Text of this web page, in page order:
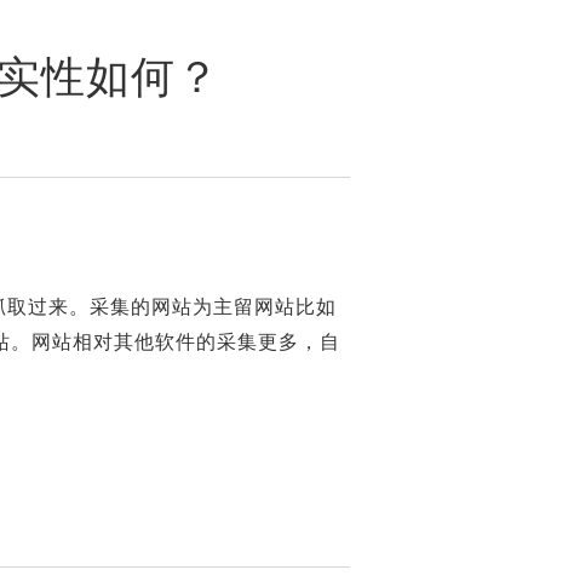
性如何？
过来。采集的网站为主留网站比如
网站相对其他软件的采集更多，自